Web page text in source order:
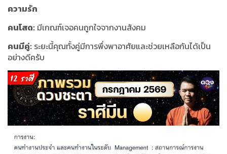
ความรัก
คนโสด: มีเกณฑ์เจอคนถูกใจจากงานสังคม
คนมีคู่: ระยะนี้คุณทั้งคู่มีการพึ่งพาอาศัยและช่วยเหลือกันได้เป็น
อย่างดีครับ